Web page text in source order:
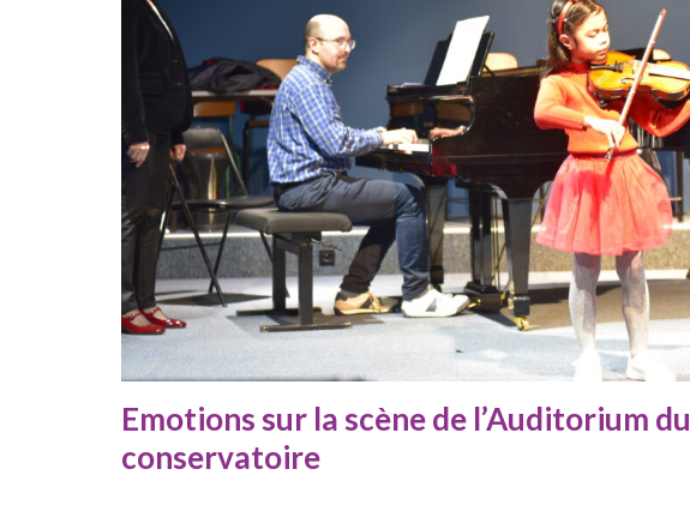
Emotions sur la scène de l’Auditorium du
conservatoire